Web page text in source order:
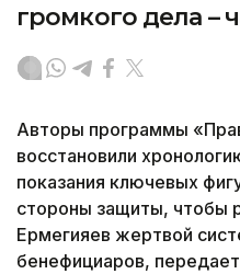
громкого дела –
Авторы программы
восстановили
показания ключевых
стороны защиты, чтобы
Ермегияев жертвой
бенефициаров,